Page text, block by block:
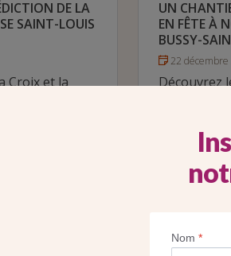
DE LA
SAINT-LOUIS
Croix et la
le Père
UN
EN FÊTE À
BUSSY-
22 décembre
Découvrez
# Diocèse de
Nom*